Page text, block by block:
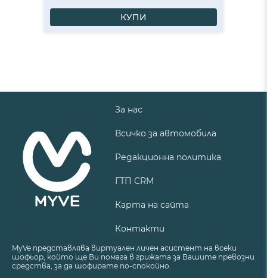
КУПИ
За нас
Всичко за автомобила
Редакционна политика
ГТП CRM
Карта на сайта
Контакти
MyVe представлява виртуален личен асистент на всеки
шофьор, който ще Ви помага в грижата за Вашите превозни
средства, за да шофирате по-спокойно.